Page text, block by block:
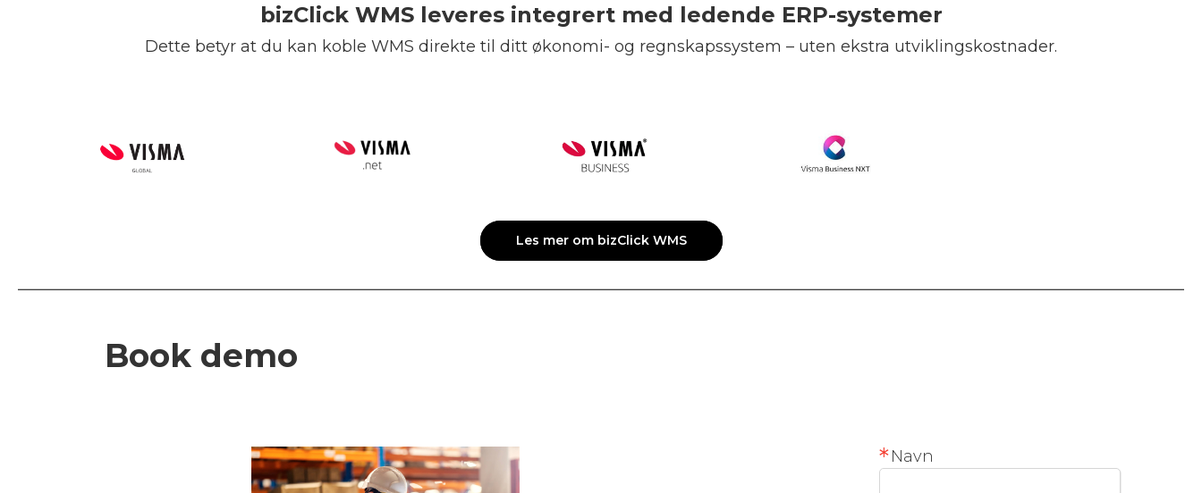
bizClick WMS leveres integrert med ledende ERP-systemer
Dette betyr at du kan koble WMS direkte til ditt økonomi- og regnskapssystem – uten ekstra utviklingskostnader.
Les mer om bizClick WMS
Book demo
*Navn